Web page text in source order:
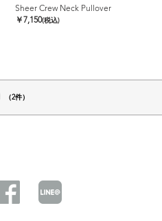
Sheer Crew Neck Pullover
￥ 7,150(税込)
（2件）